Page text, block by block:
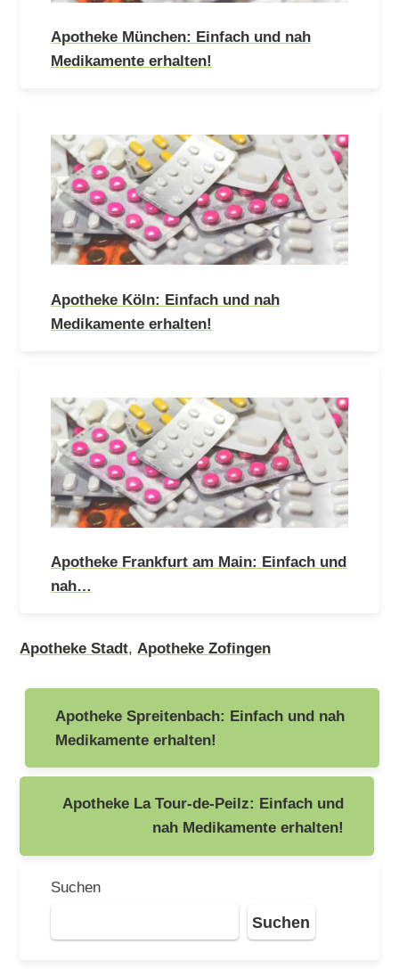
Apotheke München: Einfach und nah
Medikamente erhalten!
Apotheke Köln: Einfach und nah
Medikamente erhalten!
Apotheke Frankfurt am Main: Einfach und
nah…
Apotheke Stadt,Apotheke Zofingen
Beitragsnavigation
Apotheke Spreitenbach: Einfach und nah
Medikamente erhalten!
Apotheke La Tour-de-Peilz: Einfach und
nah Medikamente erhalten!
Suchen
Suchen